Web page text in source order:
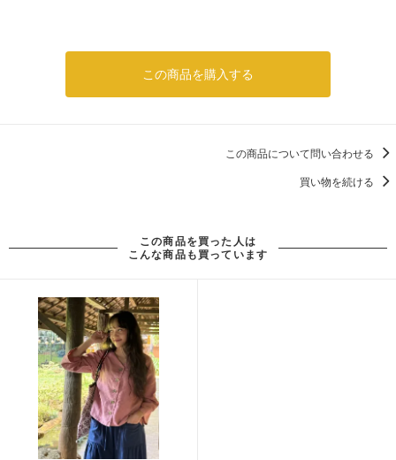
この商品を購入する
この商品について問い合わせる
買い物を続ける
この商品を買った人は
こんな商品も買っています